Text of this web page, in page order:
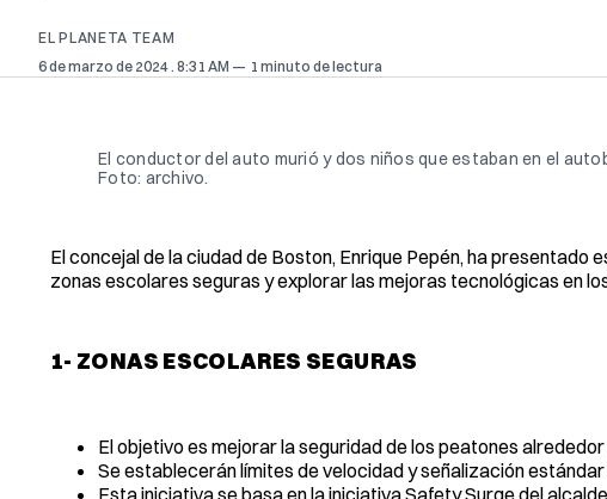
EL PLANETA TEAM
6 de marzo de 2024 . 8:31 AM 1 minuto de lectura
El conductor del auto murió y dos niños que estaban en el
Foto: archivo.
El concejal de la ciudad de Boston, Enrique Pepén, ha
zonas escolares seguras y explorar las mejoras tecnológicas en
1- ZONAS ESCOLARES SEGURAS
El objetivo es mejorar la seguridad de los peatones
Se establecerán límites de velocidad y señalización
Esta iniciativa se basa en la iniciativa Safety Surge del